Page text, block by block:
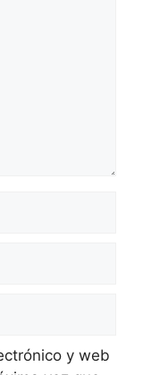
y web